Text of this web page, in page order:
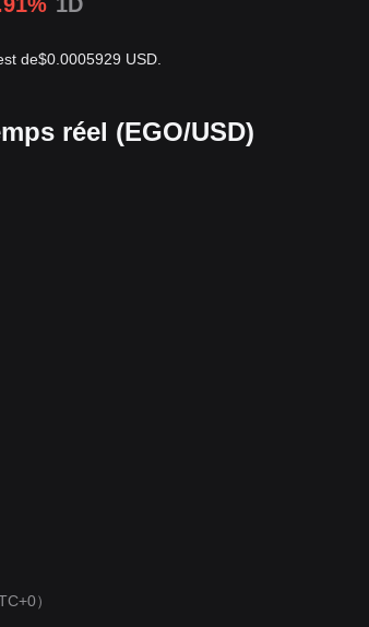
de$0.0005929 USD.
réel (EGO/USD)
）